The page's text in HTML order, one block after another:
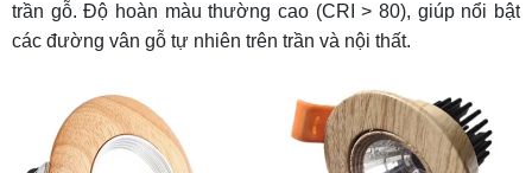
trần gỗ. Độ hoàn màu thường cao (CRI > 80), giúp nổi bật
các đường vân gỗ tự nhiên trên trần và nội thất.